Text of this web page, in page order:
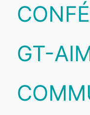
GT-